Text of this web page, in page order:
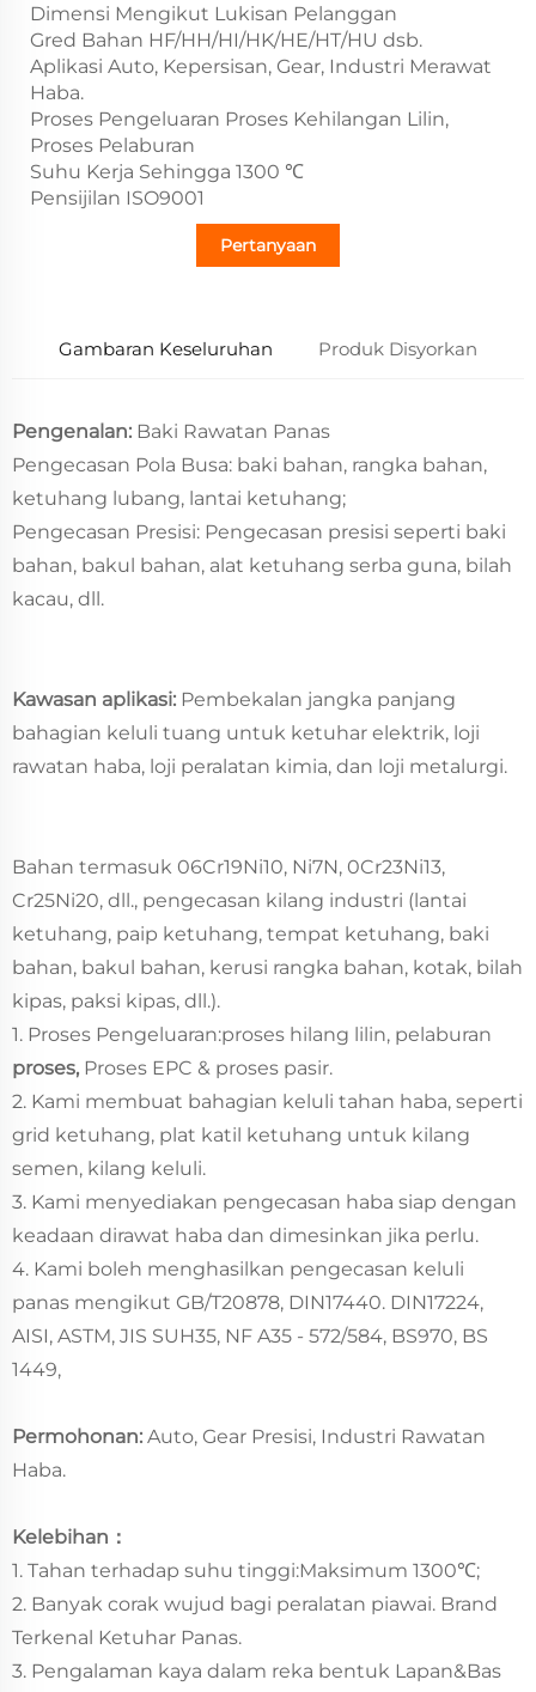
Dimensi Mengikut Lukisan Pelanggan
Gred Bahan HF/HH/HI/HK/HE/HT/HU dsb.
Aplikasi Auto, Kepersisan, Gear, Industri Merawat
Haba.
Proses Pengeluaran Proses Kehilangan Lilin,
Proses Pelaburan
Suhu Kerja Sehingga 1300 ℃
Pensijilan ISO9001
Pertanyaan
Gambaran Keseluruhan Produk Disyorkan
Pengenalan: Baki Rawatan Panas
Pengecasan Pola Busa: baki bahan, rangka bahan,
ketuhang lubang, lantai ketuhang;
Pengecasan Presisi: Pengecasan presisi seperti baki
bahan, bakul bahan, alat ketuhang serba guna, bilah
kacau, dll.
Kawasan aplikasi: Pembekalan jangka panjang
bahagian keluli tuang untuk ketuhar elektrik, loji
rawatan haba, loji peralatan kimia, dan loji metalurgi.
Bahan termasuk 06Cr19Ni10, Ni7N, 0Cr23Ni13,
Cr25Ni20, dll., pengecasan kilang industri (lantai
ketuhang, paip ketuhang, tempat ketuhang, baki
bahan, bakul bahan, kerusi rangka bahan, kotak, bilah
kipas, paksi kipas, dll.).
1. Proses Pengeluaran:proses hilang lilin, pelaburan
proses, Proses EPC & proses pasir.
2. Kami membuat bahagian keluli tahan haba, seperti
grid ketuhang, plat katil ketuhang untuk kilang
semen, kilang keluli.
3. Kami menyediakan pengecasan haba siap dengan
keadaan dirawat haba dan dimesinkan jika perlu.
4. Kami boleh menghasilkan pengecasan keluli
panas mengikut GB/T20878, DIN17440. DIN17224,
AISI, ASTM, JIS SUH35, NF A35 - 572/584, BS970, BS
1449,
Permohonan: Auto, Gear Presisi, Industri Rawatan
Haba.
Kelebihan：
1. Tahan terhadap suhu tinggi:Maksimum 1300℃;
2. Banyak corak wujud bagi peralatan piawai. Brand
Terkenal Ketuhar Panas.
3. Pengalaman kaya dalam reka bentuk Lapan&Bas